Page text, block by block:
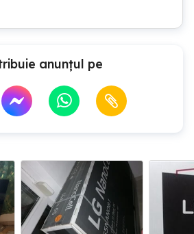
anunțul pe